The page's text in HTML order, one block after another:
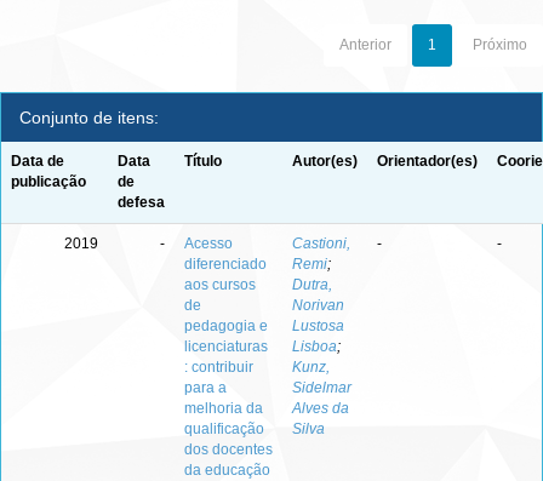
Anterior 1 Próximo
Conjunto de itens:
Data de
publicação
Data
de
defesa
Título Autor(es) Orientador(es)
2019 -
Acesso
diferenciado
aos cursos
de
pedagogia e
licenciaturas
: contribuir
para a
melhoria da
qualificação
dos docentes
da educação
Castioni,
Remi;
Dutra,
Norivan
Lustosa
Lisboa;
Kunz,
Sidelmar
Alves da
Silva
- -